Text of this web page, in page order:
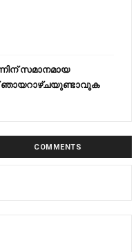
സമാനമായ
ഞായറാഴ്ചയുണ്ടാവുക
COMMENTS